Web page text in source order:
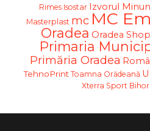
Rimes Isostar Izvorul
Masterplast mc MC
Oradea Oradea
Primaria
Primăria Oradea
TehnoPrint Toamna Orădeană
Xterra Sport Bihor